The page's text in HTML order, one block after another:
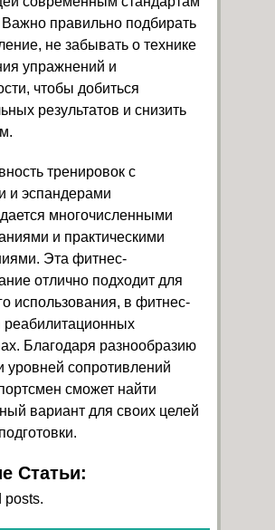
Важно правильно подбирать
не забывать о технике
упражнений и
чтобы добиться
результатов и снизить
тренировок с
и эспандерами
многочисленными
и практическими
Эта фитнес-
отлично подходит для
использования, в фитнес-
реабилитационных
Благодаря разнообразию
уровней сопротивлений
сможет найти
вариант для своих целей
Статьи:
posts.